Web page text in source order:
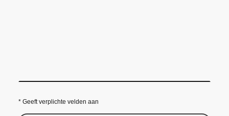
* Geeft verplichte velden aan